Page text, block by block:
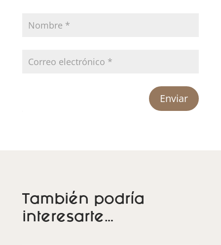
Enviar
También podría
interesarte…